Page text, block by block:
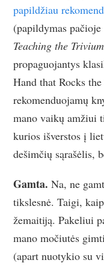
papildžiau
(papildymas
Teaching the Trivium
propaguojantys
Hand that Rocks
rekomenduojamų
mano vaikų amžiui
kurios išverstos į
dešimčių sąrašėlis,
Gamta.Na, ne
tikslesnė. Taigi,
žemaitiją. Pakeliui
mano močiutės
(apart nuotykio su